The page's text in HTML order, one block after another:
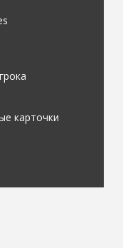
карточки